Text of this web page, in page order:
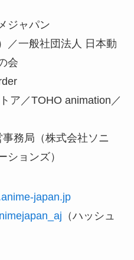
ジャパン
／一般社団法人 日本動
会
ア／TOHO animation／
務局（株式会社ソニ
ションズ）
japan.jp
（ハッシュ